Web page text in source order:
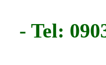
- Tel: